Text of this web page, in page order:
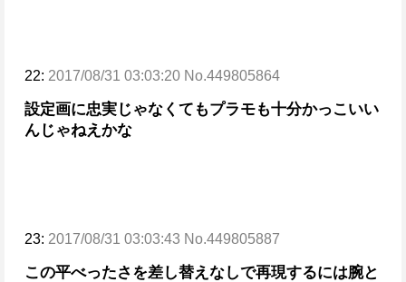
22: 2017/08/31 03:03:20 No.449805864
設定画に忠実じゃなくてもプラモも十分かっこいい
んじゃねえかな
23: 2017/08/31 03:03:43 No.449805887
この平べったさを差し替えなしで再現するには腕と